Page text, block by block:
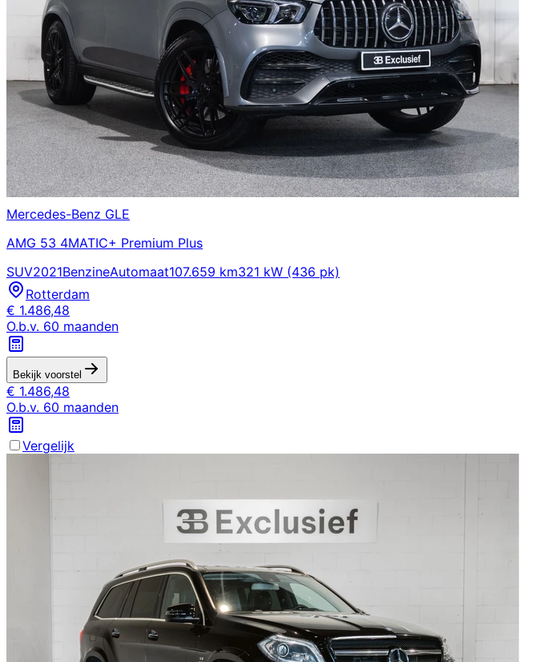
Mercedes-Benz GLE
AMG 53 4MATIC+ Premium Plus
SUV2021BenzineAutomaat107.659 km321 kW (436 pk)
Rotterdam
€ 1.486,48
O.b.v. 60 maanden
Bekijk voorstel
€ 1.486,48
O.b.v. 60 maanden
Vergelijk